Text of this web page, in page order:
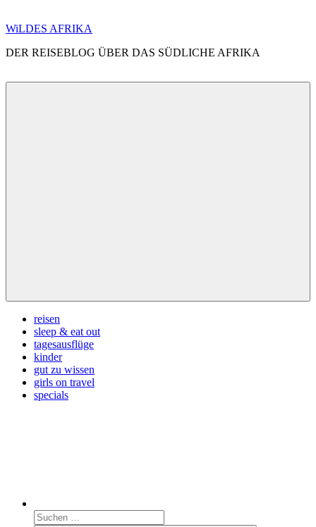
Zum
springen
WiLDES AFRIKA
DER REISEBLOG ÜBER DAS SÜDLICHE AFRIKA
reisen
sleep & eat out
tagesausflüge
kinder
gut zu wissen
girls on travel
specials
Suchen